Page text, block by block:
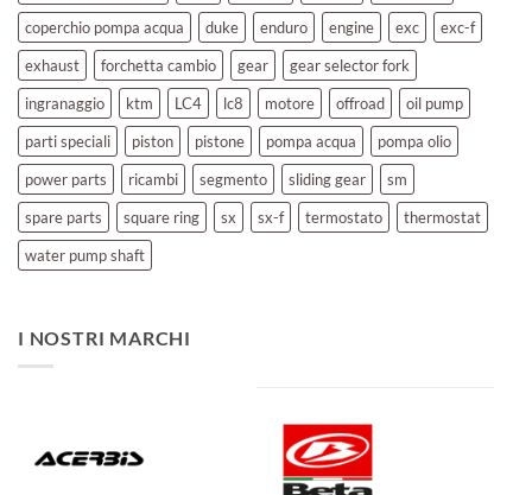
coperchio pompa acqua
duke enduro engine exc
exc-f
exhaust
forchetta cambio gear
gear selector fork
ingranaggio
ktm LC4 lc8 motore offroad
oil pump
parti speciali
piston pistone pompa acqua
pompa olio
power parts
ricambi segmento sliding gear
sm
spare parts
square ring sx sx-f termostato
thermostat
water pump shaft
I NOSTRI MARCHI